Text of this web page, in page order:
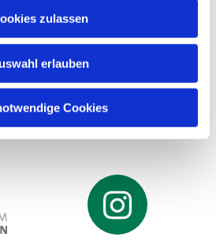
zulassen
erlauben
Cookies